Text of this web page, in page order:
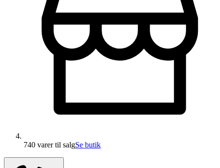
740 varertil salgSe butik